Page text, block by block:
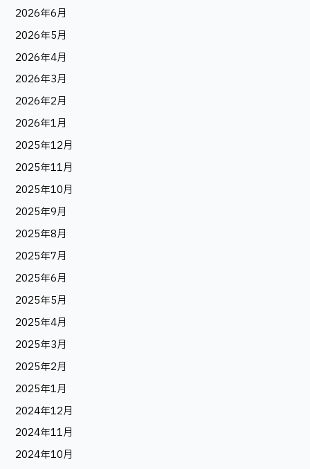
2026年6月
2026年5月
2026年4月
2026年3月
2026年2月
2026年1月
2025年12月
2025年11月
2025年10月
2025年9月
2025年8月
2025年7月
2025年6月
2025年5月
2025年4月
2025年3月
2025年2月
2025年1月
2024年12月
2024年11月
2024年10月